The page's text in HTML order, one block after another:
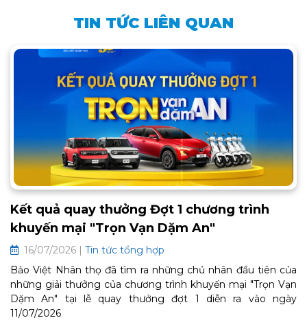
TIN TỨC LIÊN QUAN
Kết quả quay thưởng Đợt 1 chương trình
khuyến mại "Trọn Vạn Dặm An"
16/07/2026 | Tin tức tổng hợp
Bảo Việt Nhân thọ đã tìm ra những chủ nhân đầu tiên của
những giải thưởng của chương trình khuyến mại "Trọn Vạn
Dặm An" tại lễ quay thưởng đợt 1 diễn ra vào ngày
11/07/2026